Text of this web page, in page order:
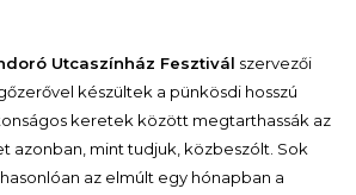
Utcaszínház Fesztivál szervezői
készültek a pünkösdi hosszú
keretek között megtarthassák az
azonban, mint tudjuk, közbeszólt. Sok
az elmúlt egy hónapban a